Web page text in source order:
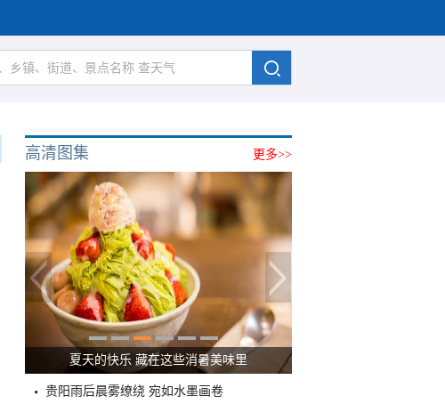
更多>>
高清图集
广西南宁：盛夏里的“绿野仙踪”
贵阳雨后晨雾缭绕 宛如水墨画卷